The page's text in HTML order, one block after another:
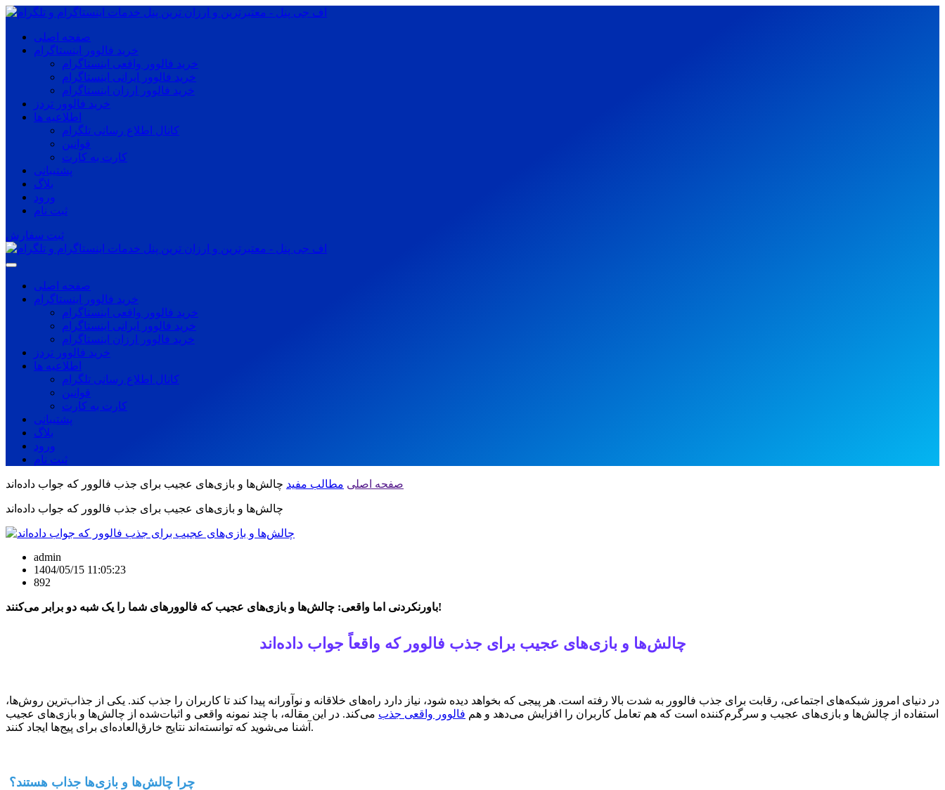
صفحه اصلی
خرید فالوور اینستاگرام
خرید فالوور واقعی اینستاگرام
خرید فالوور ایرانی اینستاگرام
خرید فالوور ارزان اینستاگرام
خرید فالوور تردز
اطلاعیه ها
کانال اطلاع رسانی تلگرام
قوانین
کارت به کارت
پشتیبانی
بلاگ
ورود
ثبت نام
ثبت سفارش
صفحه اصلی
خرید فالوور اینستاگرام
خرید فالوور واقعی اینستاگرام
خرید فالوور ایرانی اینستاگرام
خرید فالوور ارزان اینستاگرام
خرید فالوور تردز
اطلاعیه ها
کانال اطلاع رسانی تلگرام
قوانین
کارت به کارت
پشتیبانی
بلاگ
ورود
ثبت نام
صفحه اصلی مطالب مفید چالش‌ها و بازی‌های عجیب برای جذب فالوور که جواب داده‌اند
چالش‌ها و بازی‌های عجیب برای جذب فالوور که جواب داده‌اند
admin
1404/05/15 11:05:23
892
باورنکردنی اما واقعی: چالش‌ها و بازی‌های عجیب که فالوورهای شما را یک شبه دو برابر می‌کنند!
چالش‌ها و بازی‌های عجیب برای جذب فالوور که واقعاً جواب داده‌اند
در دنیای امروز شبکه‌های اجتماعی، رقابت برای جذب فالوور به شدت بالا رفته است. هر پیجی که بخواهد دیده شود، نیاز دارد راه‌های خلاقانه و نوآورانه پیدا کند تا کاربران را جذب کند. یکی از جذاب‌ترین روش‌ها،
استفاده از چالش‌ها و بازی‌های عجیب و سرگرم‌کننده است که هم تعامل کاربران را افزایش می‌دهد و هم فالوور واقعی جذب می‌کند. در این مقاله، با چند نمونه واقعی و اثبات‌شده از چالش‌ها و بازی‌های عجیب
آشنا می‌شوید که توانسته‌اند نتایج خارق‌العاده‌ای برای پیج‌ها ایجاد کنند.
چرا چالش‌ها و بازی‌ها جذاب هستند؟